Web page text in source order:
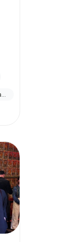
Rodzice i opiekunowie osób z niepełnosprawnościami